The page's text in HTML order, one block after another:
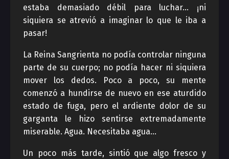
estaba demasiado débil para luchar… ¡ni
siquiera se atrevió a imaginar lo que le iba a
pasar!
La Reina Sangrienta no podía controlar ninguna
parte de su cuerpo; no podía hacer ni siquiera
mover los dedos. Poco a poco, su mente
comenzó a hundirse de nuevo en ese aturdido
estado de fuga, pero el ardiente dolor de su
garganta le hizo sentirse extremadamente
miserable. Agua. Necesitaba agua…
Un poco más tarde, sintió que algo fresco y